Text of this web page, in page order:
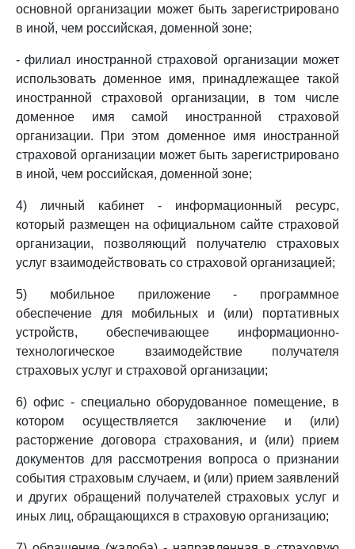
основной организации может быть зарегистрировано
в иной, чем российская, доменной зоне;
- филиал иностранной страховой организации может
использовать доменное имя, принадлежащее такой
иностранной страховой организации, в том числе
доменное имя самой иностранной страховой
организации. При этом доменное имя иностранной
страховой организации может быть зарегистрировано
в иной, чем российская, доменной зоне;
4) личный кабинет - информационный ресурс,
который размещен на официальном сайте страховой
организации, позволяющий получателю страховых
услуг взаимодействовать со страховой организацией;
5) мобильное приложение - программное
обеспечение для мобильных и (или) портативных
устройств, обеспечивающее информационно-
технологическое взаимодействие получателя
страховых услуг и страховой организации;
6) офис - специально оборудованное помещение, в
котором осуществляется заключение и (или)
расторжение договора страхования, и (или) прием
документов для рассмотрения вопроса о признании
события страховым случаем, и (или) прием заявлений
и других обращений получателей страховых услуг и
иных лиц, обращающихся в страховую организацию;